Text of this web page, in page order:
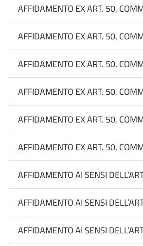
AFFIDAMENTO EX ART. 50,
AFFIDAMENTO EX ART. 50,
AFFIDAMENTO EX ART. 50,
AFFIDAMENTO EX ART. 50,
AFFIDAMENTO EX ART. 50,
AFFIDAMENTO EX ART. 50,
AFFIDAMENTO AI SENSI
AFFIDAMENTO AI SENSI
AFFIDAMENTO AI SENSI